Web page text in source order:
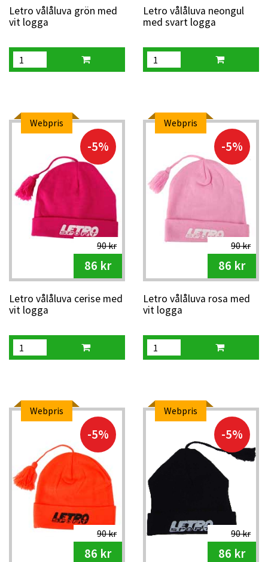
Letro vålåluva grön med
vit logga
Letro vålåluva neongul
med svart logga
Webpris
-5%
90 kr
86 kr
Letro vålåluva cerise med
vit logga
Webpris
-5%
90 kr
86 kr
Letro vålåluva rosa med
vit logga
Webpris
-5%
90 kr
86 kr
Webpris
-5%
90 kr
86 kr